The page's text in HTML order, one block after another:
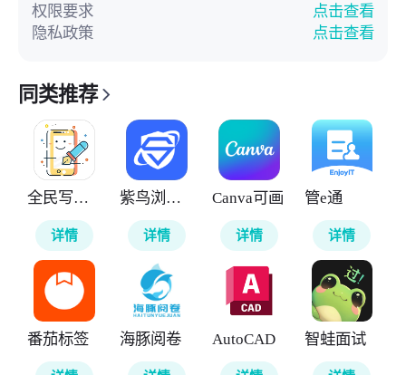
权限要求
点击查看
隐私政策
点击查看
同类推荐
全民写小说
详情
紫鸟浏览器
详情
Canva可画
详情
管e通
详情
番茄标签 海豚阅卷 AutoCAD 智蛙面试